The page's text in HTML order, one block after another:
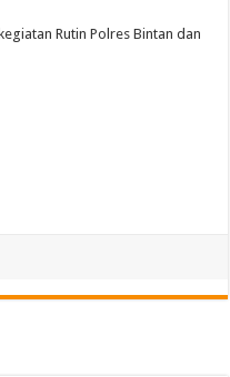
Rutin Polres Bintan dan